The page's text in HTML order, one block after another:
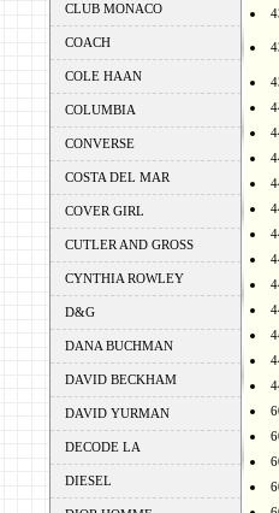
CLUB MONACO
COACH
COLE HAAN
COLUMBIA
CONVERSE
COSTA DEL MAR
COVER GIRL
CUTLER AND GROSS
CYNTHIA ROWLEY
D&G
DANA BUCHMAN
DAVID BECKHAM
DAVID YURMAN
DECODE LA
DIESEL